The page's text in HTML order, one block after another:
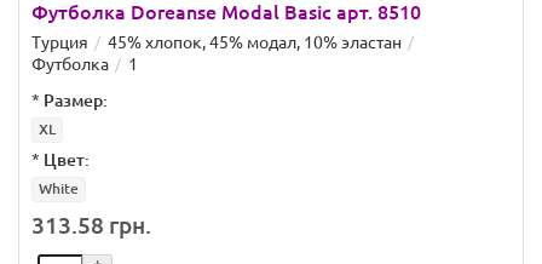
Футболка Doreanse Modal Basic арт. 8510
Турция
45% хлопок, 45% модал, 10% эластан
Футболка
1
* Размер:
XL
* Цвет:
White
313.58 грн.